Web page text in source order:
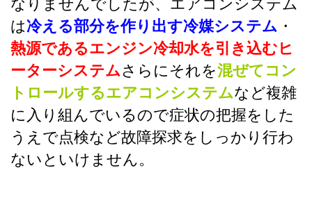
は冷える部分を作り出す冷媒システム ・
熱源であるエンジン冷却水を引き込むヒ
ーターシステムさらにそれを混ぜてコン
トロールするエアコンシステムなど複雑
に入り組んでいるので症状の把握をした
うえで点検など故障探求をしっかり行わ
ないといけません。